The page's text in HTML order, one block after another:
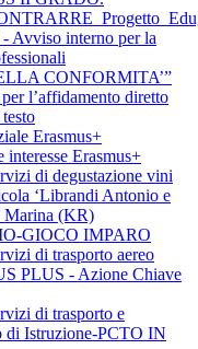
Avviso interno per la
CONFORMITA’”
l’affidamento diretto
Erasmus+
Erasmus+
di degustazione vini
‘Librandi Antonio e
Marina (KR)
GIOCO IMPARO
di trasporto aereo
PLUS - Azione Chiave
di trasporto e
di Istruzione-PCTO IN